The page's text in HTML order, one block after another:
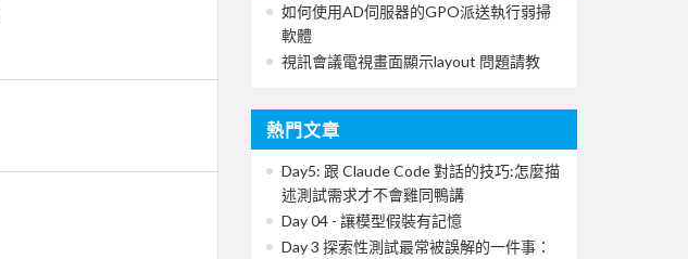
如何使用AD伺服器的GPO派送執行弱掃
軟體
視訊會議電視畫面顯示layout 問題請教
熱門文章
Day5: 跟 Claude Code 對話的技巧:怎麼描
述測試需求才不會雞同鴨講
Day 04 - 讓模型假裝有記憶
Day 3 探索性測試最常被誤解的一件事：